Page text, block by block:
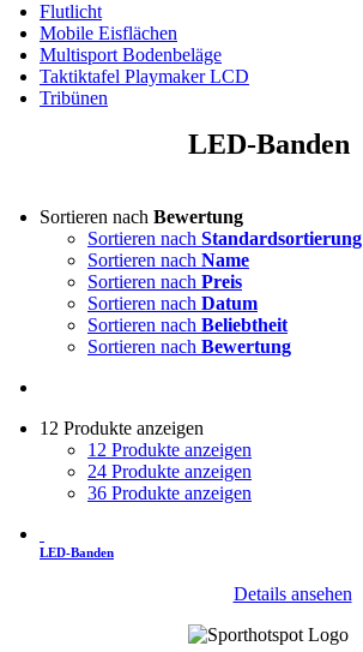
Flutlicht
Mobile Eisflächen
Multisport Bodenbeläge
Taktiktafel Playmaker LCD
Tribünen
LED-Banden
Sortieren nach Bewertung
Sortieren nach Standardsortierung
Sortieren nach Name
Sortieren nach Preis
Sortieren nach Datum
Sortieren nach Beliebtheit
Sortieren nach Bewertung
12 Produkte anzeigen
12 Produkte anzeigen
24 Produkte anzeigen
36 Produkte anzeigen
LED-Banden
Details ansehen